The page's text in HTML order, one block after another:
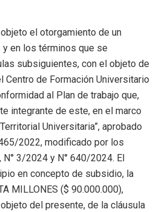
el otorgamiento de un
en los términos que se
subsiguientes, con el objeto de
de Formación Universitario
al Plan de trabajo que,
integrante de este, en el marco
Universitaria”, aprobado
2022, modificado por los
3/2024 y N° 640/2024. El
en concepto de subsidio, la
MILLONES ($ 90.000.000),
del presente, de la cláusula